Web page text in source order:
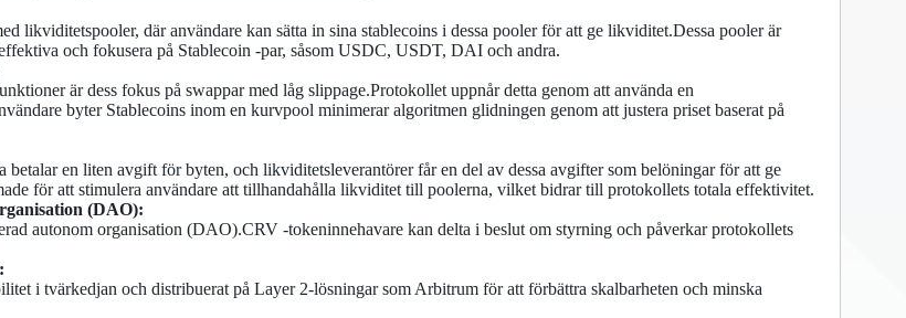
likviditetspooler, där användare kan sätta in sina stablecoins i dessa pooler för att ge likviditet.Dessa pooler är
och fokusera på Stablecoin -par, såsom USDC, USDT, DAI och andra.
är dess fokus på swappar med låg slippage.Protokollet uppnår detta genom att använda en
byter Stablecoins inom en kurvpool minimerar algoritmen glidningen genom att justera priset baserat på
betalar en liten avgift för byten, och likviditetsleverantörer får en del av dessa avgifter som belöningar för att ge
för att stimulera användare att tillhandahålla likviditet till poolerna, vilket bidrar till protokollets totala effektivitet.
(DAO):
autonom organisation (DAO).CRV -tokeninnehavare kan delta i beslut om styrning och påverkar protokollets
i tvärkedjan och distribuerat på Layer 2-lösningar som Arbitrum för att förbättra skalbarheten och minska